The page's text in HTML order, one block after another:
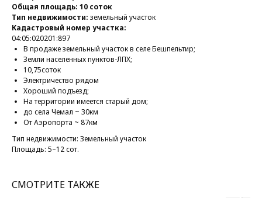
Общая площадь: 10 соток
Тип недвижимости: земельный участок
Кадастровый номер участка:
04:05:020201:897
В продаже земельный участок в селе Бешпельтир;
Земли населенных пунктов-ЛПХ;
10,75соток
Электричество рядом
Хороший подъезд;
На территории имеется старый дом;
до села Чемал ~ 30км
От Аэропорта ~ 87км
Тип недвижимости: Земельный участок
Площадь: 5–12 сот.
СМОТРИТЕ ТАКЖЕ